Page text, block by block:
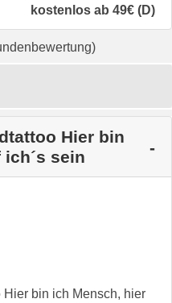
kostenlos ab 49€ (D)
Hier bin
sein
bin ich Mensch, hier